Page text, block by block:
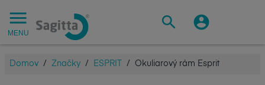
MENU
Domov / Značky / ESPRIT / Okuliarový rám Esprit